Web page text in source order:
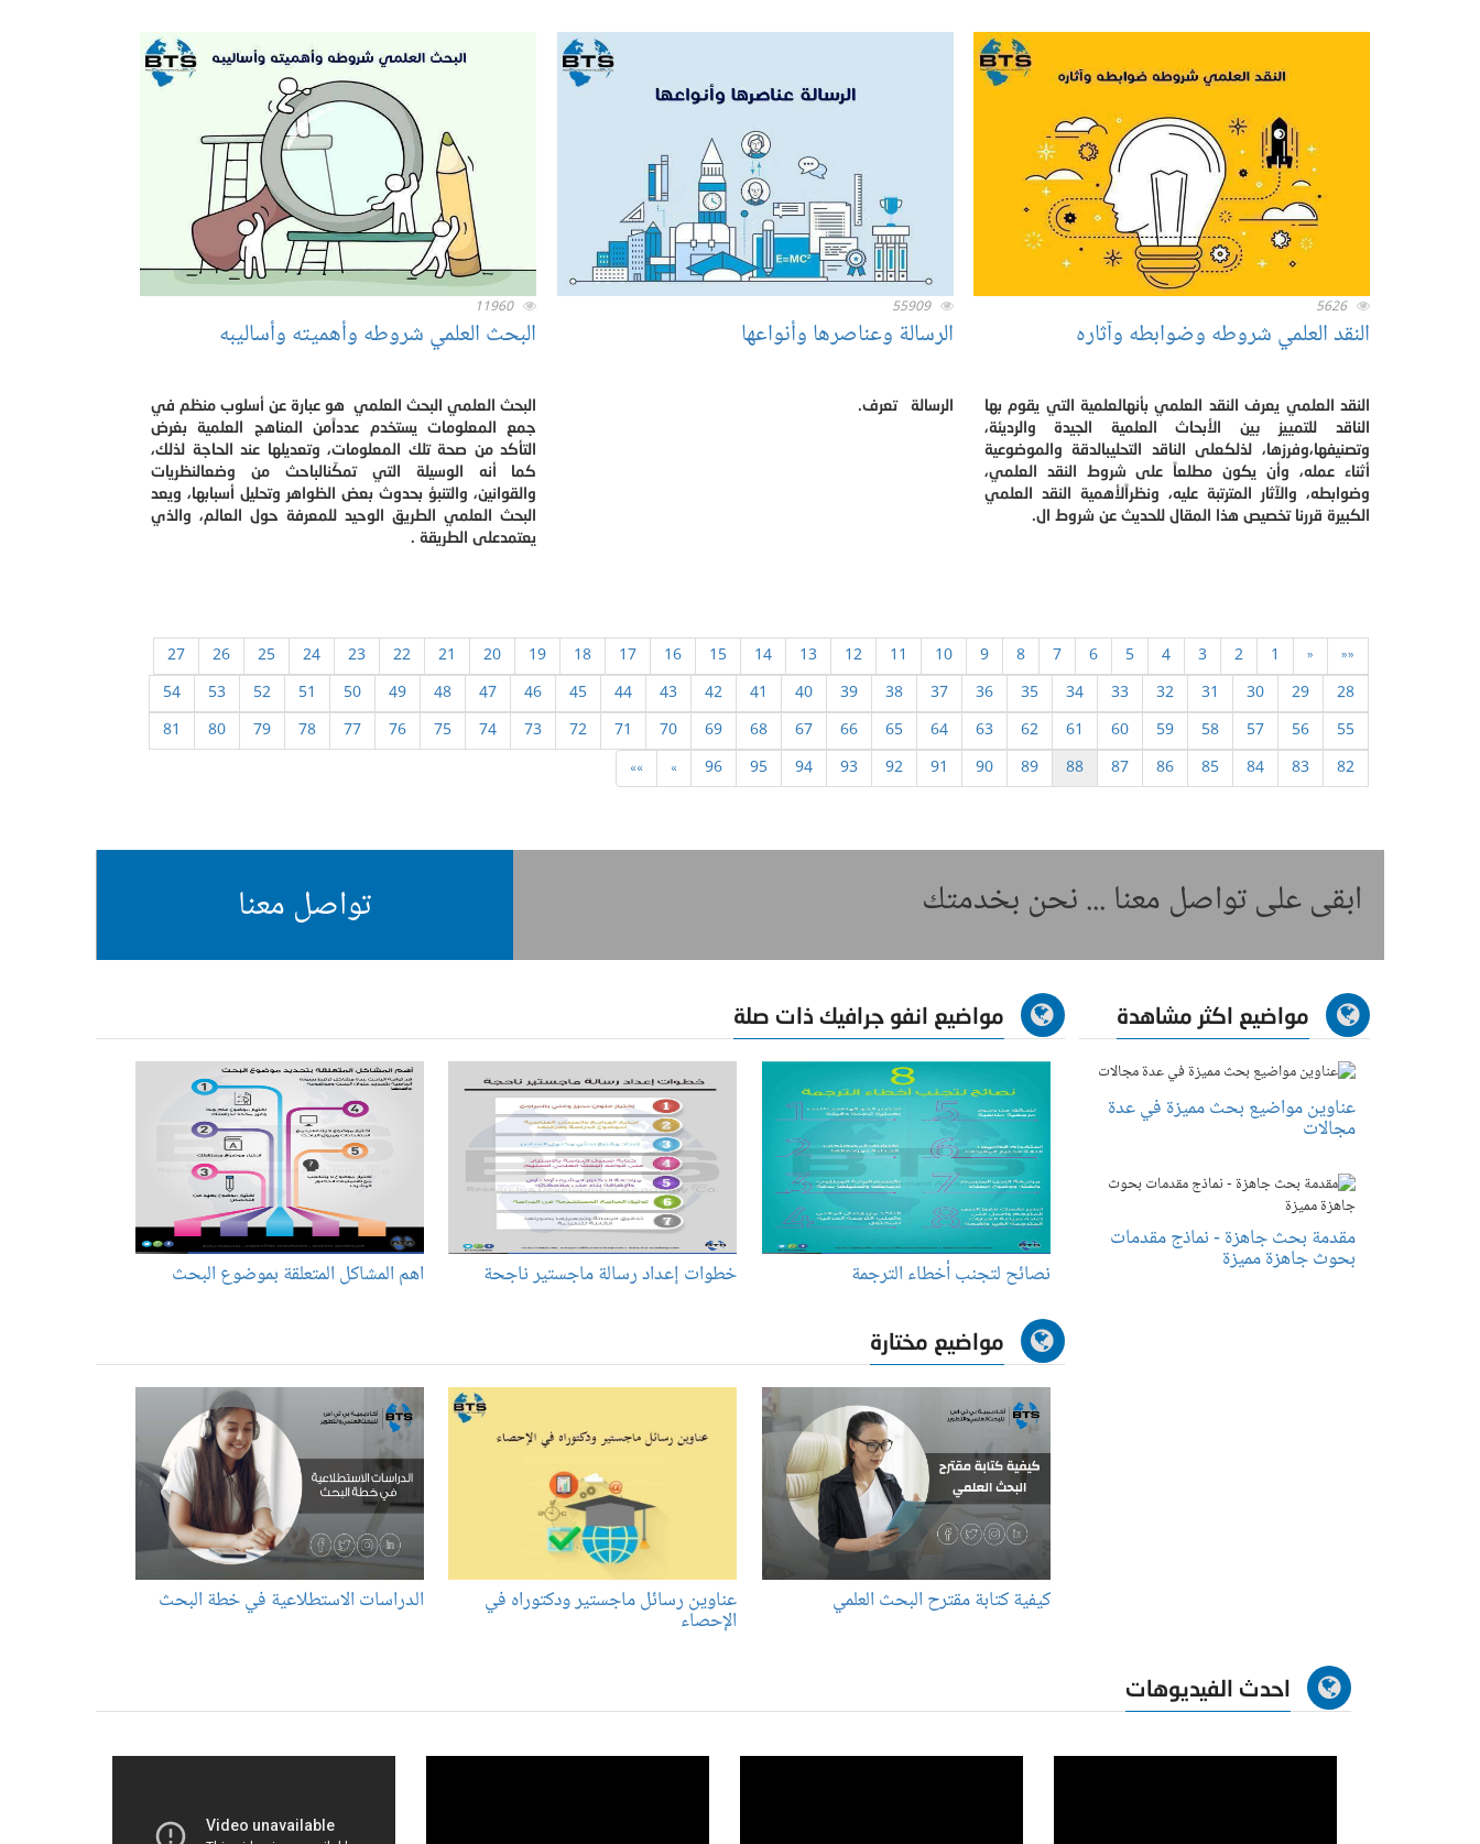
5626
النقد العلمي شروطه وضوابطه وآثاره
النقد العلمي يعرف النقد العلمي بأنهالعلمية التي يقوم بها
الناقد للتمييز بين الأبحاث العلمية الجيدة والرديئة،
وتصنيفها،وفرزها، لذلكعلى الناقد التحليبالدقة والموضوعية
أثناء عمله، وأن يكون مطلعاً على شروط النقد العلمي،
وضوابطه، والآثار المترتبة عليه، ونظراًلأهمية النقد العلمي
الكبيرة قررنا تخصيص هذا المقال للحديث عن شروط ال.
55909
الرسالة وعناصرها وأنواعها
الرسالة تعرف.
11960
البحث العلمي شروطه وأهميته وأساليبه
البحث العلمي البحث العلمي هو عبارة عن أسلوب منظم في
جمع المعلومات يستخدم عدداًمن المناهج العلمية بغرض
التأكد من صحة تلك المعلومات، وتعديلها عند الحاجة لذلك،
كما أنه الوسيلة التي تمكّنالباحث من وضعالنظريات
والقوانين، والتنبؤ بحدوث بعض الظواهر وتحليل أسبابها، ويعد
البحث العلمي الطريق الوحيد للمعرفة حول العالم، والذي
يعتمدعلى الطريقة .
««
«
1
2
3
4
5
6
7
8
9
10
11
12
13
14
15
16
17
18
19
20
21
22
23
24
25
26
27
28
29
30
31
32
33
34
35
36
37
38
39
40
41
42
43
44
45
46
47
48
49
50
51
52
53
54
55
56
57
58
59
60
61
62
63
64
65
66
67
68
69
70
71
72
73
74
75
76
77
78
79
80
81
82
83
84
85
86
87
88
89
90
91
92
93
94
95
96
»
»»
ابقى على تواصل معنا ... نحن بخدمتك تواصل معنا
مواضيع اكثر مشاهدة
عناوين مواضيع بحث مميزة في عدة
مجالات
مقدمة بحث جاهزة - نماذج مقدمات
بحوث جاهزة مميزة
مواضيع انفو جرافيك ذات صلة
نصائح لتجنب أخطاء الترجمة خطوات إعداد رسالة ماجستير ناجحة اهم المشاكل المتعلقة بموضوع البحث
مواضيع مختارة
كيفية كتابة مقترح البحث العلمي عناوين رسائل ماجستير ودكتوراه في
الإحصاء
الدراسات الاستطلاعية في خطة البحث
احدث الفيديوهات